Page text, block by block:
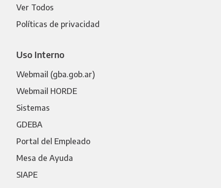
Ver Todos
Políticas de privacidad
Uso Interno
Webmail (gba.gob.ar)
Webmail HORDE
Sistemas
GDEBA
Portal del Empleado
Mesa de Ayuda
SIAPE